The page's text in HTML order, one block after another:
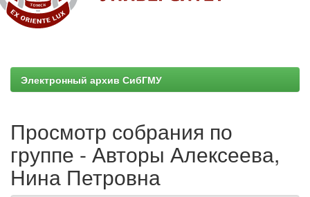
Электронный архив СибГМУ
Просмотр собрания по
группе - Авторы Алексеева,
Нина Петровна